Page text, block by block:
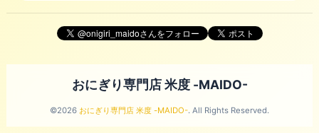
おにぎり専門店 米度 -MAIDO-
©2026 おにぎり専門店 米度 -MAIDO-. All Rights Reserved.